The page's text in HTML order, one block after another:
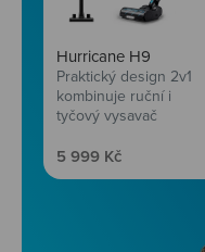
Hurricane H9
Praktický design 2v1
kombinuje ruční i
tyčový vysavač
Prodejní cena
5 999 Kč